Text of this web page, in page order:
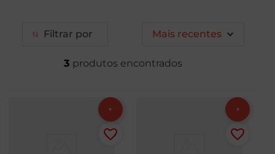
Filtrar Mais recentes
3